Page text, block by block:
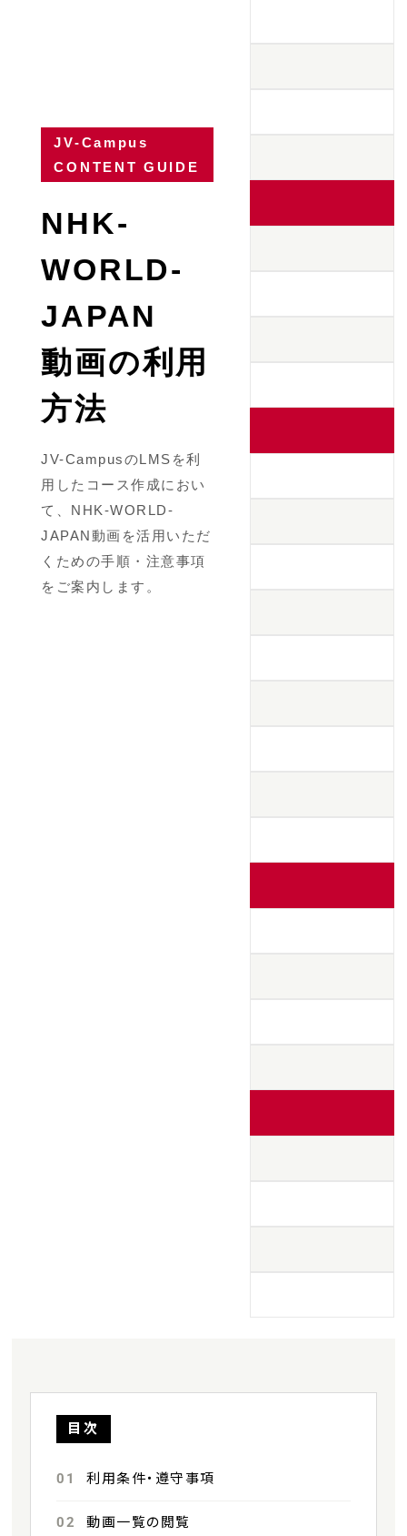
JV-Campus
CONTENT GUIDE
NHK-
WORLD-
JAPAN
動画の利用
方法
JV-CampusのLMSを利
用したコース作成におい
て、NHK-WORLD-
JAPAN動画を活用いただ
くための手順・注意事項
をご案内します。
目次
01 利用条件・遵守事項
02 動画一覧の閲覧